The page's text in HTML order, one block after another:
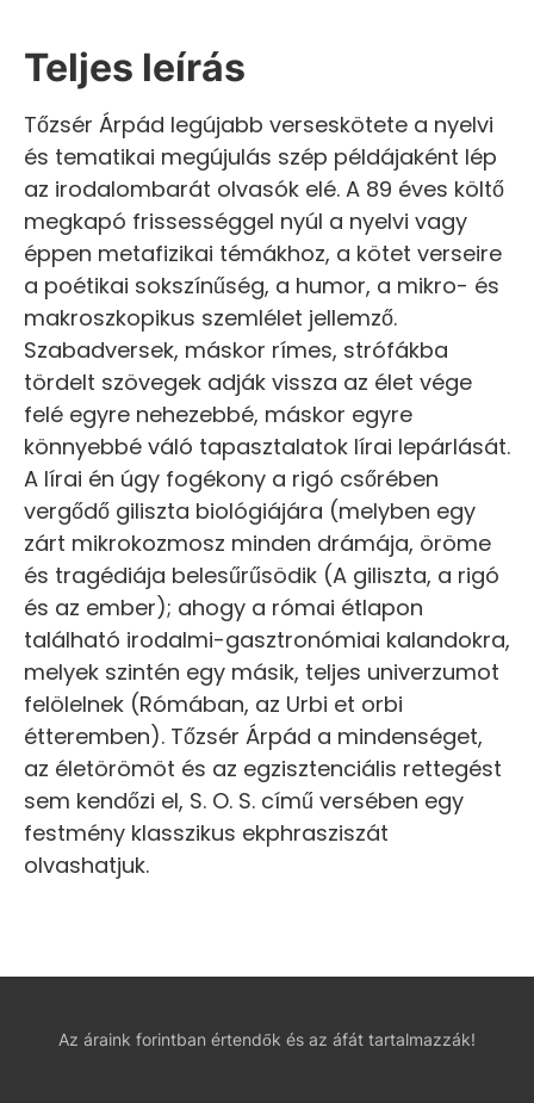
Teljes leírás
Tőzsér Árpád legújabb verseskötete a nyelvi
és tematikai megújulás szép példájaként lép
az irodalombarát olvasók elé. A 89 éves költő
megkapó frissességgel nyúl a nyelvi vagy
éppen metafizikai témákhoz, a kötet verseire
a poétikai sokszínűség, a humor, a mikro- és
makroszkopikus szemlélet jellemző.
Szabadversek, máskor rímes, strófákba
tördelt szövegek adják vissza az élet vége
felé egyre nehezebbé, máskor egyre
könnyebbé váló tapasztalatok lírai lepárlását.
A lírai én úgy fogékony a rigó csőrében
vergődő giliszta biológiájára (melyben egy
zárt mikrokozmosz minden drámája, öröme
és tragédiája belesűrűsödik (A giliszta, a rigó
és az ember); ahogy a római étlapon
található irodalmi-gasztronómiai kalandokra,
melyek szintén egy másik, teljes univerzumot
felölelnek (Rómában, az Urbi et orbi
étteremben). Tőzsér Árpád a mindenséget,
az életörömöt és az egzisztenciális rettegést
sem kendőzi el, S. O. S. című versében egy
festmény klasszikus ekphrasziszát
olvashatjuk.
Az áraink forintban értendők és az áfát tartalmazzák!